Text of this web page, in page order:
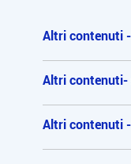
Altri contenuti
Altri contenuti-
Altri contenuti